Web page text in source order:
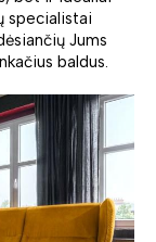
specialistai
Jums
baldus.